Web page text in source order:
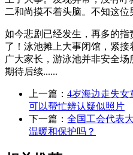
二和尚摸不着头脑。不知这位
如今悲剧已经发生，再多的
了！泳池摊上大事闭馆，紧
广大家长，游泳池并非安全场
期待后续......
上一篇： 4岁海边走失女
可以帮忙辨认疑似照片
下一篇： 全国工会代表
温暖和保护吗？